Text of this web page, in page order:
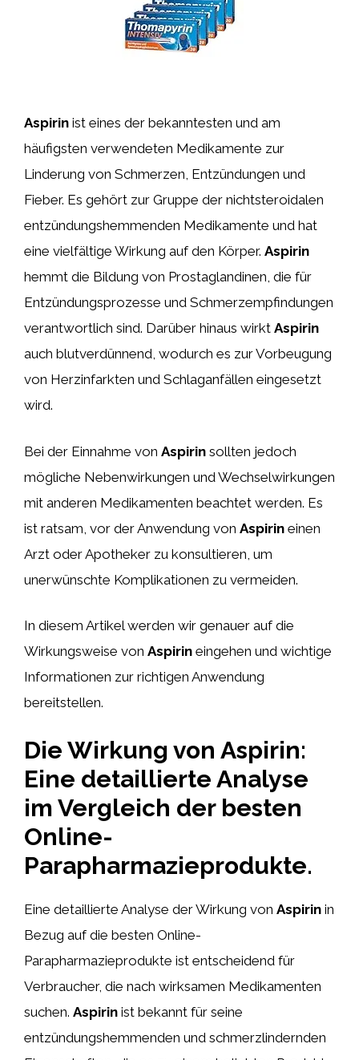
Aspirin ist eines der bekanntesten und am
häufigsten verwendeten Medikamente zur
Linderung von Schmerzen, Entzündungen und
Fieber. Es gehört zur Gruppe der nichtsteroidalen
entzündungshemmenden Medikamente und hat
eine vielfältige Wirkung auf den Körper. Aspirin
hemmt die Bildung von Prostaglandinen, die für
Entzündungsprozesse und Schmerzempfindungen
verantwortlich sind. Darüber hinaus wirkt Aspirin
auch blutverdünnend, wodurch es zur Vorbeugung
von Herzinfarkten und Schlaganfällen eingesetzt
wird.
Bei der Einnahme von Aspirin sollten jedoch
mögliche Nebenwirkungen und Wechselwirkungen
mit anderen Medikamenten beachtet werden. Es
ist ratsam, vor der Anwendung von Aspirin einen
Arzt oder Apotheker zu konsultieren, um
unerwünschte Komplikationen zu vermeiden.
In diesem Artikel werden wir genauer auf die
Wirkungsweise von Aspirin eingehen und wichtige
Informationen zur richtigen Anwendung
bereitstellen.
Die Wirkung von Aspirin:
Eine detaillierte Analyse
im Vergleich der besten
Online-
Parapharmazieprodukte.
Eine detaillierte Analyse der Wirkung von Aspirin in
Bezug auf die besten Online-
Parapharmazieprodukte ist entscheidend für
Verbraucher, die nach wirksamen Medikamenten
suchen. Aspirin ist bekannt für seine
entzündungshemmenden und schmerzlindernden